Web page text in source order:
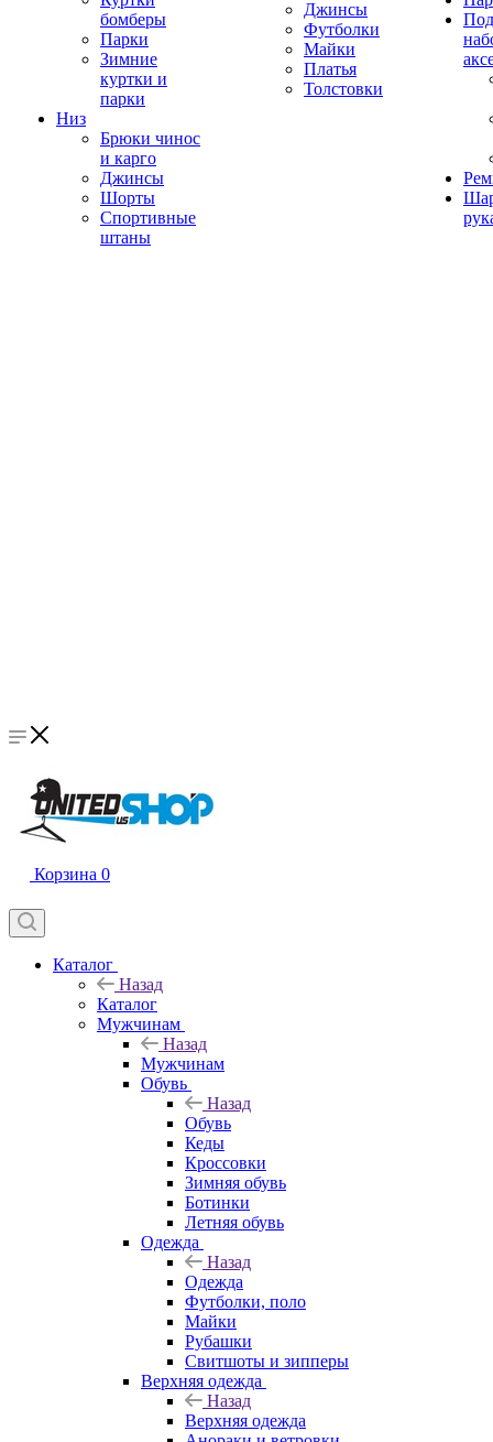
бомберы
Парки
Зимние
куртки и
парки
Низ
Брюки чинос
и карго
Джинсы
Шорты
Спортивные
штаны
Джинсы
Футболки
Майки
Платья
Толстовки
Корзина 0
Каталог
Назад
Каталог
Мужчинам
Назад
Мужчинам
Обувь
Назад
Обувь
Кеды
Кроссовки
Зимняя обувь
Ботинки
Летняя обувь
Одежда
Назад
Одежда
Футболки, поло
Майки
Рубашки
Свитшоты и зипперы
Верхняя одежда
Назад
Верхняя одежда